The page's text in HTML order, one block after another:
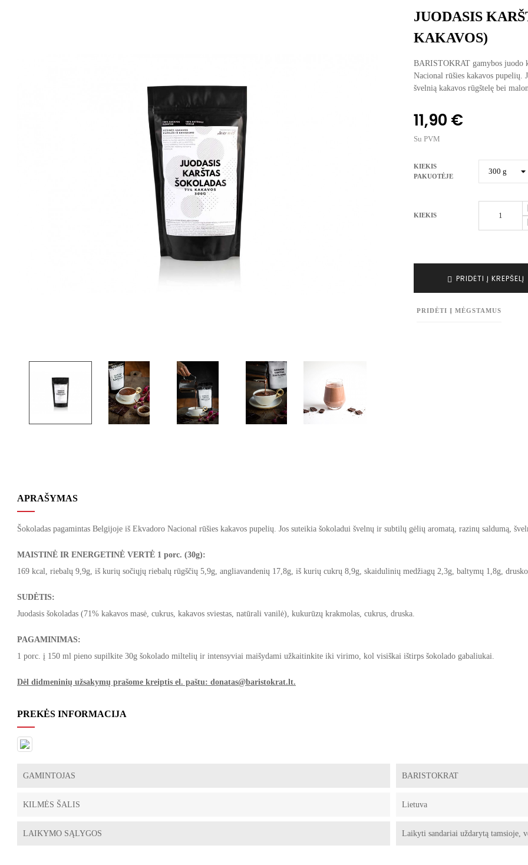
JUODASIS
KAKAVOS)
BARISTOKRAT gamybos juodo
Nacional rūšies kakavos pupelių.
švelnią kakavos rūgštelę bei
11,90 €
Su PVM
KIEKIS
PAKUOTĖJE
KIEKIS
PRIDĖTI Į KREPŠELĮ
PRIDĖTI Į MĖGSTAMUS
APRAŠYMAS
Šokoladas pagamintas Belgijoje iš Ekvadoro Nacional rūšies kakavos pupelių. Jos suteikia šokoladui švelnų ir subtilų gėlių aromatą, razinų saldumą,
MAISTINĖ IR ENERGETINĖ VERTĖ 1 porc. (30g):
169 kcal, riebalų 9,9g, iš kurių sočiųjų riebalų rūgščių 5,9g, angliavandenių 17,8g, iš kurių cukrų 8,9g, skaidulinių medžiagų 2,3g, baltymų 1,8g,
SUDĖTIS:
Juodasis šokoladas (71% kakavos masė, cukrus, kakavos sviestas, natūrali vanilė), kukurūzų krakmolas, cukrus, druska.
PAGAMINIMAS:
1 porc. į 150 ml pieno supilkite 30g šokolado miltelių ir intensyviai maišydami užkaitinkite iki virimo, kol visiškai ištirps šokolado gabaliukai.
Dėl didmeninių užsakymų prašome kreiptis el. paštu: donatas@baristokrat.lt.
PREKĖS INFORMACIJA
GAMINTOJAS BARISTOKRAT
KILMĖS ŠALIS Lietuva
LAIKYMO SĄLYGOS Laikyti sandariai uždarytą tamsioje,